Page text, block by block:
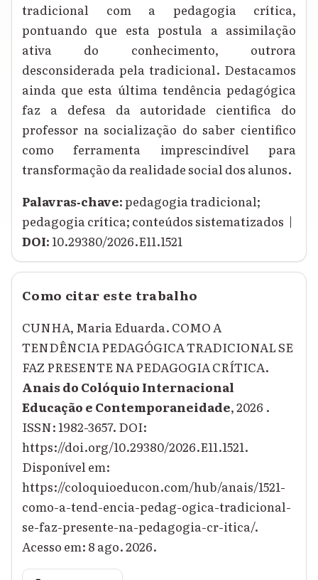
tradicional com a pedagogia crítica,
pontuando que esta postula a assimilação
ativa do conhecimento, outrora
desconsiderada pela tradicional. Destacamos
ainda que esta última tendência pedagógica
faz a defesa da autoridade cientifica do
professor na socialização do saber cientifico
como ferramenta imprescindível para
transformação da realidade social dos alunos.
Palavras‑chave:pedagogia tradicional;
pedagogia crítica; conteúdos sistematizados |
DOI: 10.29380/2026.E11.1521
Como citar este trabalho
CUNHA, Maria Eduarda. COMO A
TENDÊNCIA PEDAGÓGICA TRADICIONAL SE
FAZ PRESENTE NA PEDAGOGIA CRÍTICA.
Anais do Colóquio Internacional
Educação e Contemporaneidade, 2026 .
ISSN: 1982-3657. DOI:
https://doi.org/10.29380/2026.E11.1521.
Disponível em:
https://coloquioeducon.com/hub/anais/1521-
como-a-tend-encia-pedag-ogica-tradicional-
se-faz-presente-na-pedagogia-cr-itica/.
Acesso em: 8 ago. 2026.